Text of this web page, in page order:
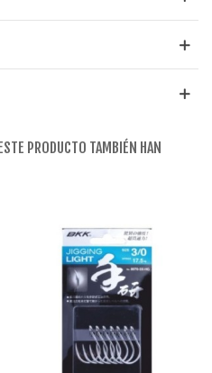
PRODUCTO TAMBIÉN HAN